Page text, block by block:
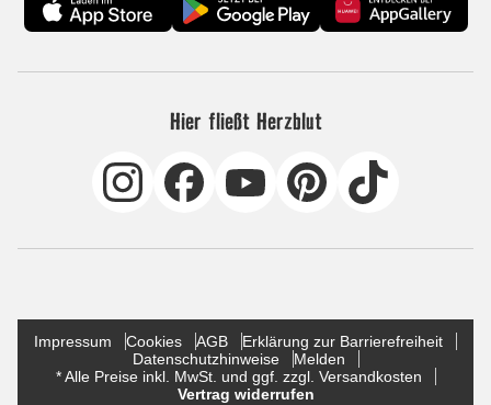
Hier fließt Herzblut
Impressum Cookies AGB
Erklärung zur Barrierefreiheit
Datenschutzhinweise
Melden
* Alle Preise inkl. MwSt. und ggf. zzgl. Versandkosten
Vertrag widerrufen